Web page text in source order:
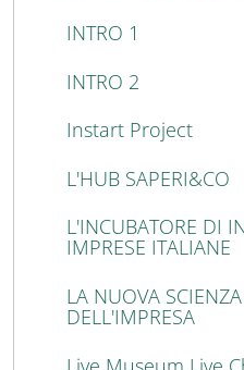
INTRO 1
INTRO 2
Instart Project
L'HUB SAPERI&CO
L'INCUBATORE DI
IMPRESE ITALIANE
LA NUOVA
DELL'IMPRESA